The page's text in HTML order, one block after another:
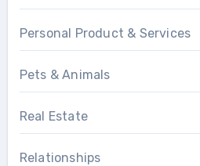
Personal Product & Services
Pets & Animals
Real Estate
Relationships